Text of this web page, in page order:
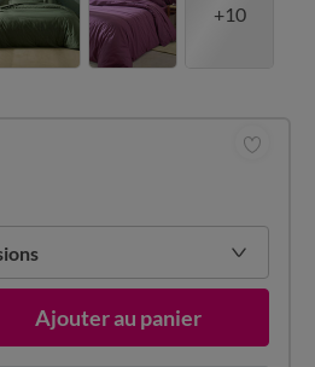
+10
Ajouter au panier